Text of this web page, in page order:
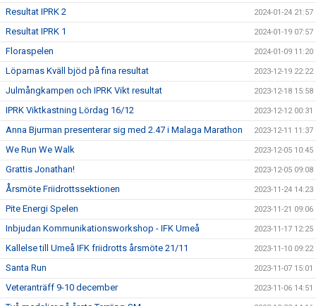
Resultat IPRK 2 2024-01-24 21:57
Resultat IPRK 1 2024-01-19 07:57
Floraspelen 2024-01-09 11:20
Löparnas Kväll bjöd på fina resultat 2023-12-19 22:22
Julmångkampen och IPRK Vikt resultat 2023-12-18 15:58
IPRK Viktkastning Lördag 16/12 2023-12-12 00:31
Anna Bjurman presenterar sig med 2.47 i Malaga Marathon 2023-12-11 11:37
We Run We Walk 2023-12-05 10:45
Grattis Jonathan! 2023-12-05 09:08
Årsmöte Friidrottssektionen 2023-11-24 14:23
Pite Energi Spelen 2023-11-21 09:06
Inbjudan Kommunikationsworkshop - IFK Umeå 2023-11-17 12:25
Kallelse till Umeå IFK friidrotts årsmöte 21/11 2023-11-10 09:22
Santa Run 2023-11-07 15:01
Veteranträff 9-10 december 2023-11-06 14:51